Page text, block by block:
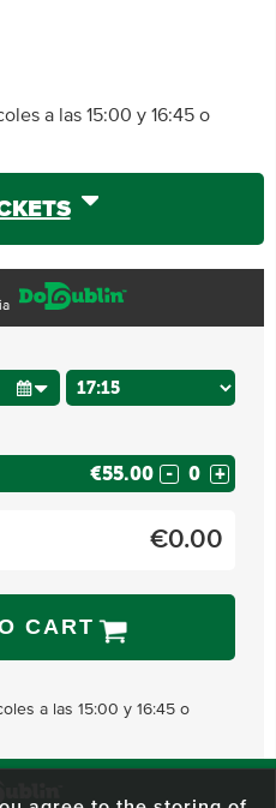
a las 15:00 y 16:45 o
€55.00 - +
€0.00
CART
a las 15:00 y 16:45 o